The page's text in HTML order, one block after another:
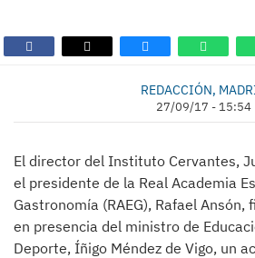
REDACCIÓN,
27/09/17 - 15:54
El director del Instituto Cervantes,
el presidente de la Real Academia
Gastronomía (RAEG), Rafael
en presencia del ministro de
Deporte, Íñigo Méndez de Vigo, un